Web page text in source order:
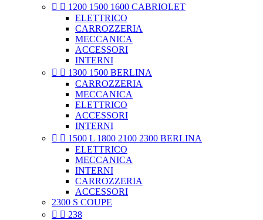
  1200 1500 1600 CABRIOLET
ELETTRICO
CARROZZERIA
MECCANICA
ACCESSORI
INTERNI
  1300 1500 BERLINA
CARROZZERIA
MECCANICA
ELETTRICO
ACCESSORI
INTERNI
  1500 L 1800 2100 2300 BERLINA
ELETTRICO
MECCANICA
INTERNI
CARROZZERIA
ACCESSORI
2300 S COUPE
  238